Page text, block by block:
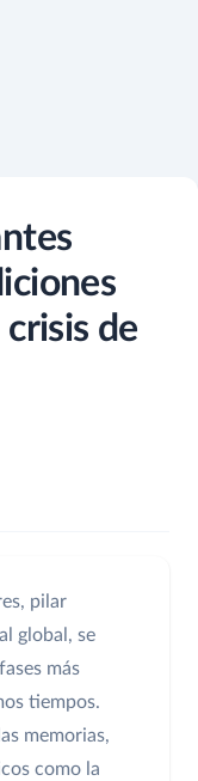
de
pilar
global, se
más
tiempos.
memorias,
como la